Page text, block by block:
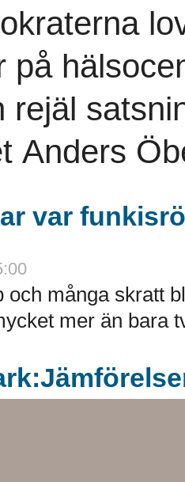
på
rejäl
Anders
var
och många skratt
mer än bara